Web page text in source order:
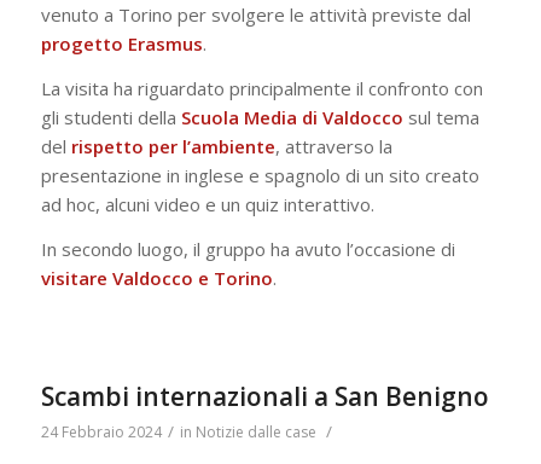
venuto a Torino per svolgere le attività previste dal
progetto Erasmus.
La visita ha riguardato principalmente il confronto con
gli studenti della Scuola Media di Valdocco sul tema
del rispetto per l’ambiente, attraverso la
presentazione in inglese e spagnolo di un sito creato
ad hoc, alcuni video e un quiz interattivo.
In secondo luogo, il gruppo ha avuto l’occasione di
visitare Valdocco e Torino.
Scambi internazionali a San Benigno
24 Febbraio 2024 / in Notizie dalle case /